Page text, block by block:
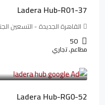
Ladera Hub-R01-37
القاهرة الجديدة - التسعين
50
مطاعم, تجاري
Ladera Hub-RG0-52